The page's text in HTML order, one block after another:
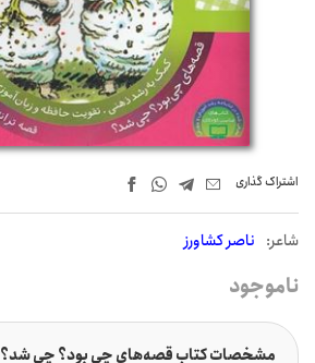
اشتراک‌ گذاری
شاعر: ناصر کشاورز
ناموجود
مشخصات کتاب قصه‌های چی بود؟ چی شد؟ 11 (بی‌بی و بوبو)